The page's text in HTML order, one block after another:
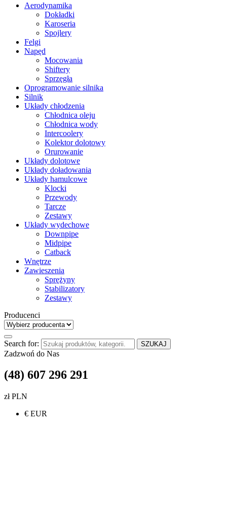
Aerodynamika
Dokładki
Karoseria
Spojlery
Felgi
Napęd
Mocowania
Shiftery
Sprzęgła
Oprogramowanie silnika
Silnik
Układy chłodzenia
Chłodnica oleju
Chłodnica wody
Intercoolery
Kolektor dolotowy
Orurowanie
Układy dolotowe
Układy doładowania
Układy hamulcowe
Klocki
Przewody
Tarcze
Zestawy
Układy wydechowe
Downpipe
Midpipe
Catback
Wnętrze
Zawieszenia
Sprężyny
Stabilizatory
Zestawy
Producenci
Search for: SZUKAJ
Zadzwoń do Nas
(48) 607 296 291
zł PLN
€ EUR